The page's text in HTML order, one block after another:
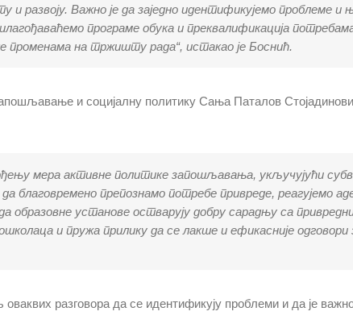
Важно је да заједно идентификујемо проблеме и
програме обука и преквалификација
променама на тржишту рада“, истакао је Боснић.
и социјалну политику Сања Паталов
мера активне политике запошљавања, укључујући
благовремено препознамо потребе привреде, реагујемо
образовне установе остварују добру сарадњу са
и пружа прилику да се лакше и ефикасније
разговора да се идентификују проблеми и да је